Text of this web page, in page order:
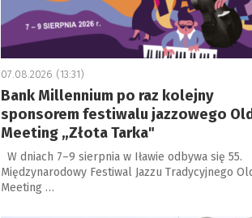
07.08.2026 (13:31)
Bank Millennium po raz kolejny
sponsorem festiwalu jazzowego Old
Meeting „Złota Tarka"
W dniach 7–9 sierpnia w Iławie odbywa się 55.
Międzynarodowy Festiwal Jazzu Tradycyjnego
Meeting …